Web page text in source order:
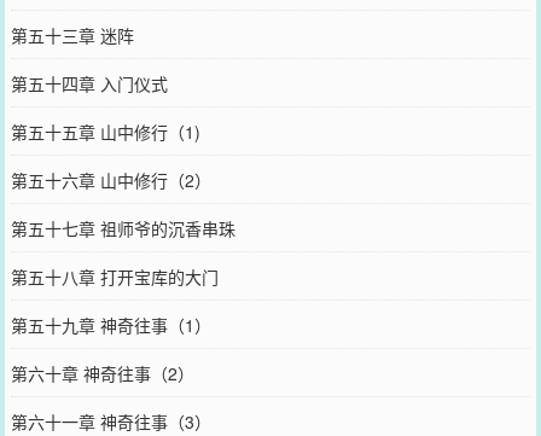
第五十三章 迷阵
第五十四章 入门仪式
第五十五章 山中修行（1)
第五十六章 山中修行（2）
第五十七章 祖师爷的沉香串珠
第五十八章 打开宝库的大门
第五十九章 神奇往事（1）
第六十章 神奇往事（2）
第六十一章 神奇往事（3）